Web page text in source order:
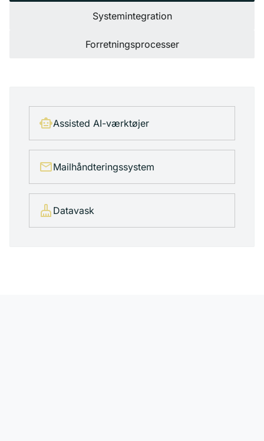
Systemintegration
Forretningsprocesser
smart_toyAssisted AI-værktøjer
mailMailhåndteringssystem
cleaning_services Datavask